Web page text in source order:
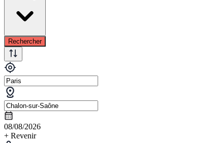
Rechercher
08/08/2026
+ Revenir